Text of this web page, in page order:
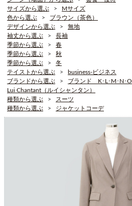
サイズから選ぶ
Mサイズ
色から選ぶ
ブラウン（茶色）
デザインから選ぶ
無地
袖丈から選ぶ
長袖
季節から選ぶ
春
季節から選ぶ
秋
季節から選ぶ
冬
テイストから選ぶ
business-ビジネス
ブランドから選ぶ
ブランド K･L･M･N･O
Lui Chantant（ルイシャンタン）
種類から選ぶ
スーツ
種類から選ぶ
ジャケットコーデ